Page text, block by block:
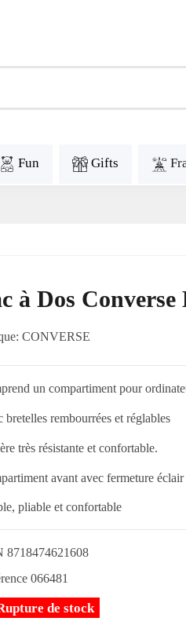
Fun Gifts
à Dos
CONVERSE
un compartiment pour
bretelles rembourrées et réglables
très résistante et confortable.
avant avec fermeture éclair
pliable et confortable
8718474621608
066481
de stock